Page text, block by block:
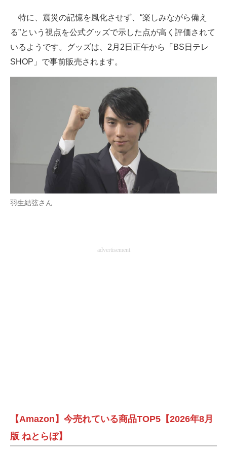
特に、震災の記憶を風化させず、“楽しみながら備え
る”という視点を公式グッズで示した点が高く評価されて
いるようです。グッズは、2月2日正午から「BS日テレ
SHOP」で事前販売されます。
羽生結弦さん
advertisement
【Amazon】今売れている商品TOP5【2026年8月
版 ねとらぼ】